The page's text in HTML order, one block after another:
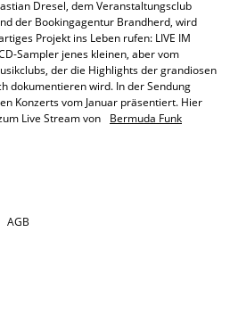
Dresel, dem Veranstaltungsclub
der Bookingagentur Brandherd, wird
Projekt ins Leben rufen: LIVE IM
Sampler jenes kleinen, aber vom
der die Highlights der grandiosen
dokumentieren wird. In der Sendung
Konzerts vom Januar präsentiert. Hier
Live Stream von Bermuda Funk
AGB